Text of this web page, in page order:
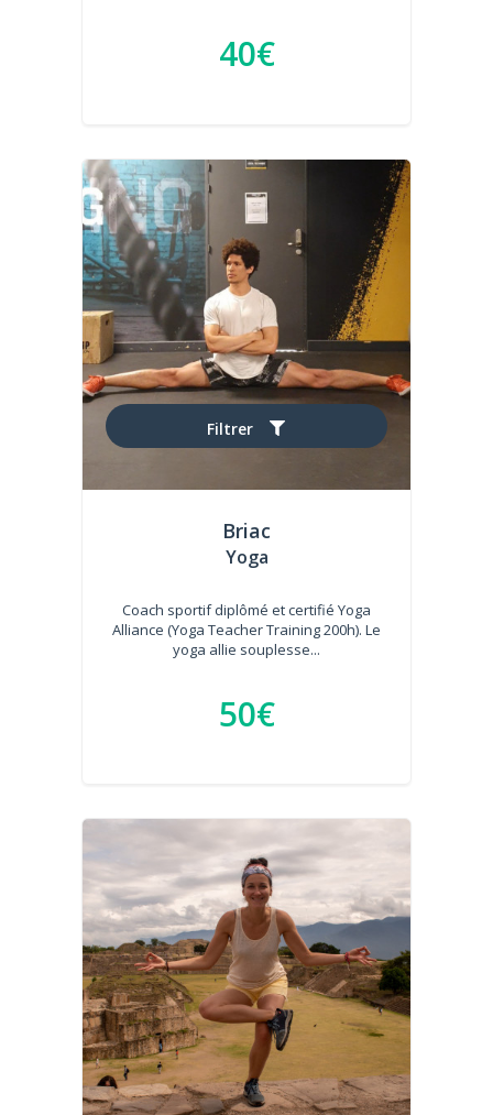
Filtrer
40€
Briac
Yoga
Coach sportif diplômé et certifié Yoga
Alliance (Yoga Teacher Training 200h). Le
yoga allie souplesse...
50€